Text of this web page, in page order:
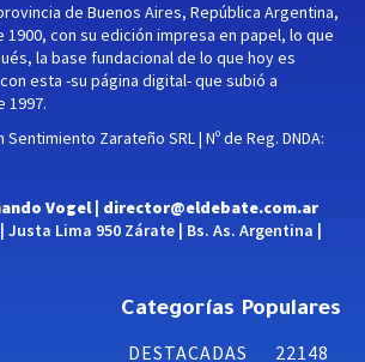
de Buenos Aires, República Argentina,
1900, con su edición impresa en papel, lo que
la base fundacional de lo que hoy es
con esta -su página digital- que subió a
1997.
Sentimiento Zarateño SRL | Nº de Reg. DNDA:
Vogel | director@eldebate.com.ar
Lima 950 Zárate | Bs. As. Argentina |
Categorías Populares
DESTACADAS
22148